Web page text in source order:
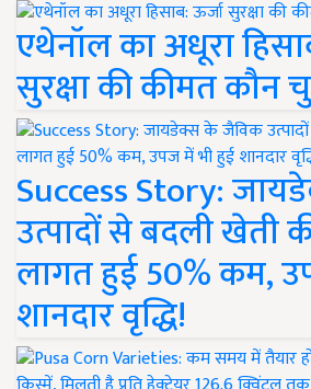
एथेनॉल का अधूरा
सुरक्षा की कीमत कौन
Success Story:
उत्पादों से बदली खेती
लागत हुई 50% कम,
शानदार वृद्धि!